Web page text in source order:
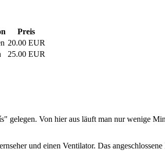
Preis
20.00 EUR
25.00 EUR
gelegen. Von hier aus läuft man nur wenige
und einen Ventilator. Das